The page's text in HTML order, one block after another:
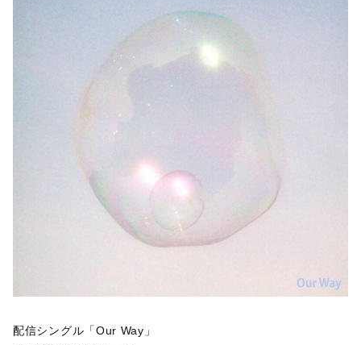
配信シングル「Our Way」